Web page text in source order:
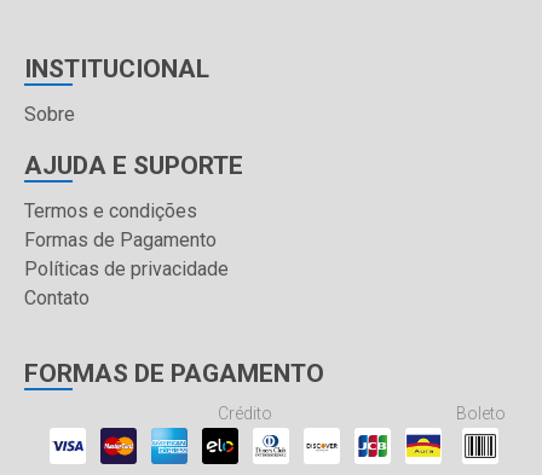
INSTITUCIONAL
Sobre
AJUDA E SUPORTE
Termos e condições
Formas de Pagamento
Políticas de privacidade
Contato
FORMAS DE PAGAMENTO
Crédito Boleto